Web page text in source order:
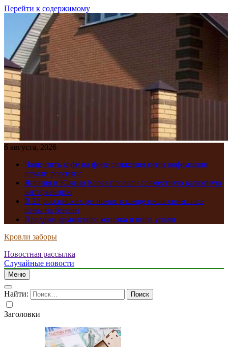
Перейти к содержимому
6 августа, 2026
Чаще пить кофе на фоне снижения цены кофемашин
начали россияне
Япония и Южная Корея провели совместную валютную
интервенцию
В 23 российских регионах в конце июля снизились
цены на бензин
Продажи армянского коньяка и вина упали
Кровли заборы
Новостная рассылка
Случайные новости
Меню
Найти:
Заголовки